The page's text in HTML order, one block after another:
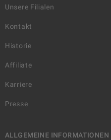
Unsere Filialen
Kontakt
Historie
Affiliate
Karriere
Presse
ALLGEMEINE INFORMATIONEN